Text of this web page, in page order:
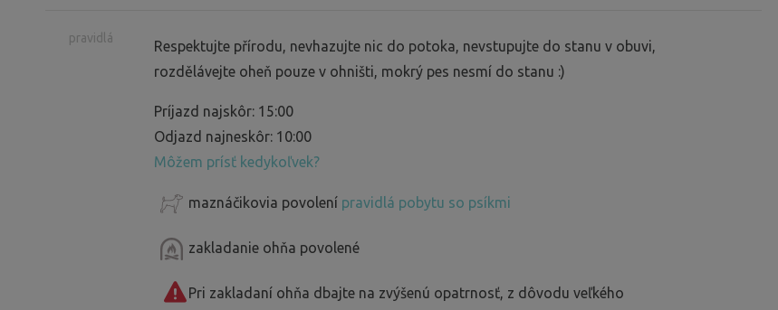
pravidlá
Respektujte přírodu, nevhazujte nic do potoka, nevstupujte do stanu v obuvi,
rozdělávejte oheň pouze v ohništi, mokrý pes nesmí do stanu :)
Príjazd najskôr: 15:00
Odjazd najneskôr: 10:00
Môžem prísť kedykoľvek?
maznáčikovia povolení pravidlá pobytu so psíkmi
zakladanie ohňa povolené
Pri zakladaní ohňa dbajte na zvýšenú opatrnosť, z dôvodu veľkého